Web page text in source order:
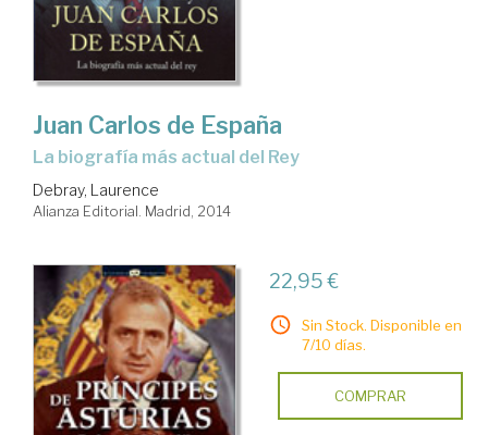
Juan Carlos de España
la biografía más actual del Rey
Debray, Laurence
Alianza Editorial. Madrid, 2014
22,95 €
Sin Stock. Disponible en
7/10 días.
COMPRAR